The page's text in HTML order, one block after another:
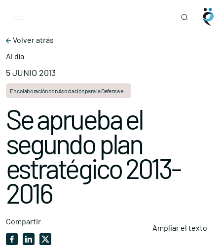
Main Navigation
Volver atrás
Al día
5 JUNIO 2013
En colaboración con Asociación para la Defensa e...
Se aprueba el
segundo plan
estratégico 2013-
2016
Compartir
Ampliar el texto